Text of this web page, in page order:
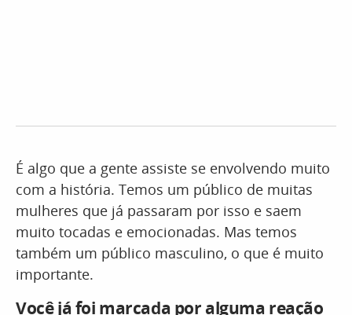
É algo que a gente assiste se envolvendo muito
com a história. Temos um público de muitas
mulheres que já passaram por isso e saem
muito tocadas e emocionadas. Mas temos
também um público masculino, o que é muito
importante.
Você já foi marcada por alguma reação